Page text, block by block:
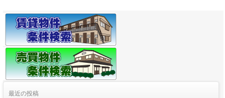
最近の投稿